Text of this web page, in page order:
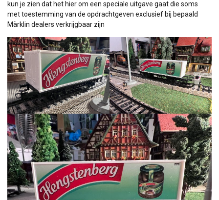
kun je zien dat het hier om een speciale uitgave gaat die soms
met toestemming van de opdrachtgeven exclusief bij bepaald
Märklin dealers verkrijgbaar zijn